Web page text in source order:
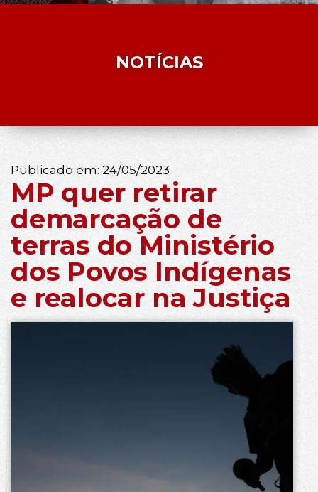
NOTÍCIAS
Publicado em: 24/05/2023
MP quer retirar
demarcação de
terras do Ministério
dos Povos Indígenas
e realocar na Justiça